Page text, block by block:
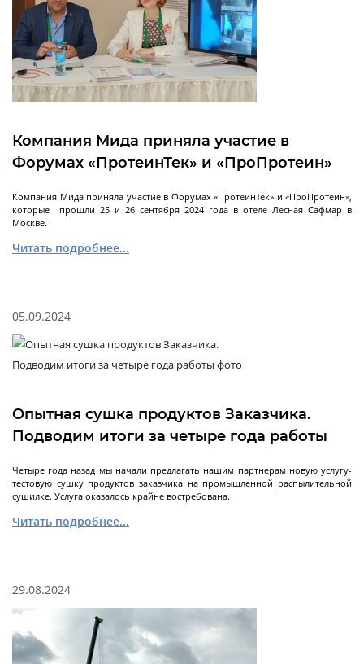
Лабораторные роторные испарители
Промышленные роторные испарители
Морозильные
камеры
насосы
потока
Перистальтические насосы с регулировкой
объема
Компания Мида приняла участие в
Форумах «ПротеинТек» и «ПроПротеин»
Компания Мида приняла участие в Форумах «ПротеинТек» и «ПроПротеин»,
которые прошли 25 и 26 сентября 2024 года в отеле Лесная Сафмар в
Москве.
Читать подробнее...
05.09.2024
Опытная сушка продуктов Заказчика.
Подводим итоги за четыре года работы
Четыре года назад мы начали предлагать нашим партнерам новую услугу-
тестовую сушку продуктов заказчика на промышленной распылительной
сушилке. Услуга оказалось крайне востребована.
Читать подробнее...
29.08.2024